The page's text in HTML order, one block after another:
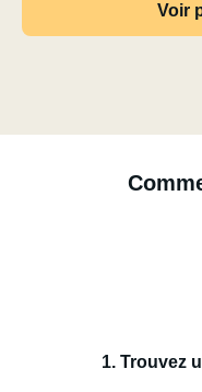
Voir
1. Trouvez